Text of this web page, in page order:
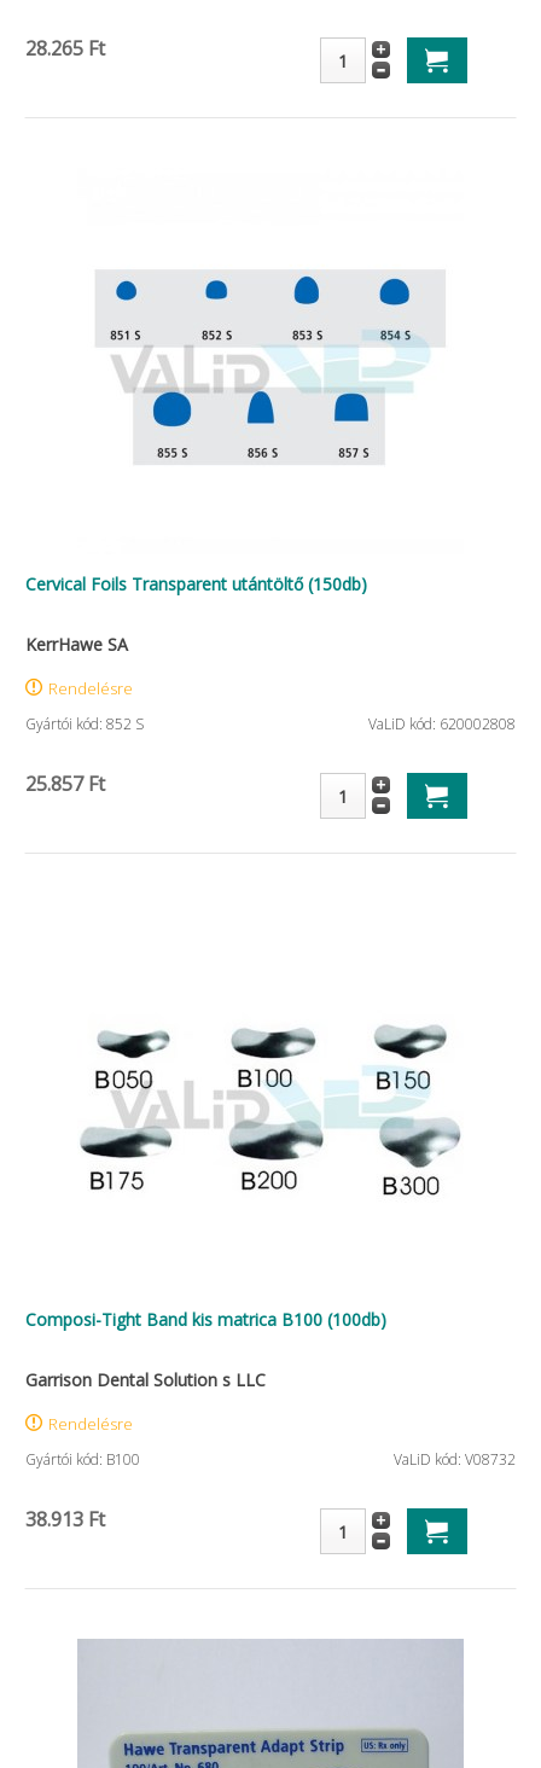
28.265 Ft
Cervical Foils Transparent utántöltő (150db)
KerrHawe SA
Rendelésre
Gyártói kód: 852 S VaLiD kód: 620002808
25.857 Ft
Composi-Tight Band kis matrica B100 (100db)
Garrison Dental Solution s LLC
Rendelésre
Gyártói kód: B100 VaLiD kód: V08732
38.913 Ft